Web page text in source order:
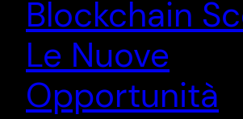
Blockchain
Le Nuove
Opportunità